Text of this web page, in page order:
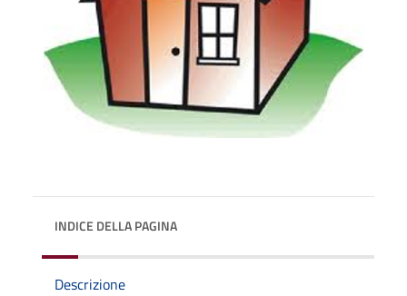
INDICE DELLA PAGINA
Descrizione